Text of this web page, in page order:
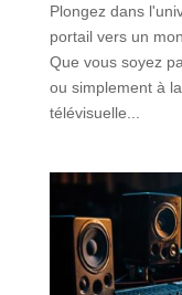
Plongez dans
portail vers un
Que vous soyez
ou simplement à
télévisuelle...